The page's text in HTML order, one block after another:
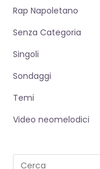
Rap Napoletano
Senza Categoria
Singoli
Sondaggi
Temi
Video neomelodici